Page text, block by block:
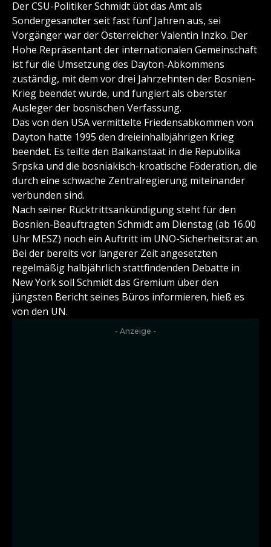
Der CSU-Politiker Schmidt übt das Amt als
Sondergesandter seit fast fünf Jahren aus, sei
Vorgänger war der Österreicher Valentin Inzko. Der
Hohe Repräsentant der internationalen Gemeinschaft
ist für die Umsetzung des Dayton-Abkommens
zuständig, mit dem vor drei Jahrzehnten der Bosnien-
Krieg beendet wurde, und fungiert als oberster
Ausleger der bosnischen Verfassung.
Das von den USA vermittelte Friedensabkommen von
Dayton hatte 1995 den dreieinhalbjährigen Krieg
beendet. Es teilte den Balkanstaat in die Republika
Srpska und die bosniakisch-kroatische Föderation, die
durch eine schwache Zentralregierung miteinander
verbunden sind.
Nach seiner Rücktrittsankündigung steht für den
Bosnien-Beauftragten Schmidt am Dienstag (ab 16.00
Uhr MESZ) noch ein Auftritt im UNO-Sicherheitsrat an.
Bei der bereits vor längerer Zeit angesetzten
regelmäßig halbjährlich stattfindenden Debatte in
New York soll Schmidt das Gremium über den
jüngsten Bericht seines Büros informieren, hieß es
von den UN.
- Anzeige -